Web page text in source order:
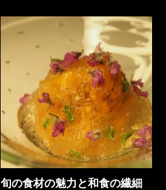
旬の食材の魅力と和食の繊細